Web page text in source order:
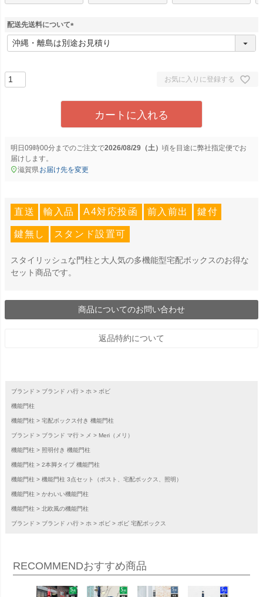
配送先送料について
(
必
お気に入りに登録する
カートに入れる
明日 09時00分までのご注文で2026/08/29（土） に弊社指定便でお
届けします。
滋賀県お届け先を変更
直送 輸入品 A4対応投函 前入前出 鍵付
鍵無し スタンド設置可
スタイリッシュな門柱と大人気の多機能型宅配ボックスのお得な
セット商品です。
商品についてのお問い合わせ
返品特約について
ブランド ブランド ハ行 ホ ボビ
機能門柱
機能門柱 宅配ボックス付き 機能門柱
ブランド ブランド マ行 メ Meri（メリ）
機能門柱 照明付き 機能門柱
機能門柱 2本脚タイプ 機能門柱
機能門柱 機能門柱 3点セット（ポスト、宅配ボックス、照明）
機能門柱 かわいい機能門柱
機能門柱 北欧風の機能門柱
ブランド ブランド ハ行 ホ ボビ ボビ 宅配ボックス
RECOMMENDおすすめ商品